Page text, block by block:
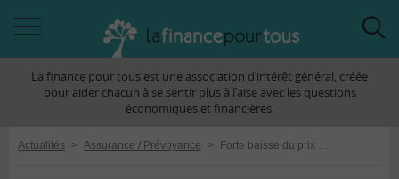
àLa finance pour tous est une association d’intérêt général, créée
pour aider chacun à se sentir plus à l’aise avec les questions
économiques et financières.
Actualités > Assurance / Prévoyance > Forte baisse du prix de l’assurance emprunteur depuis dix ans selon le CCSF